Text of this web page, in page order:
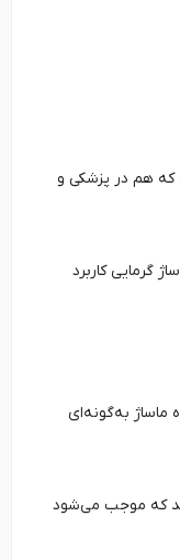
که هم در پزشکی و
گرمایی کاربرد
ماساژ به‌گونه‌ای
که موجب می‌شود